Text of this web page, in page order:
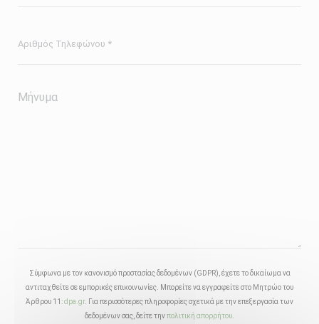
Σύμφωνα με τον κανονισμό προστασίας δεδομένων (GDPR), έχετε το δικαίωμα να
αντιταχθείτε σε εμπορικές επικοινωνίες. Μπορείτε να εγγραφείτε στο Μητρώο του
Άρθρου 11:dpa.gr. Για περισσότερες πληροφορίες σχετικά με την επεξεργασία των
δεδομένων σας, δείτε τηνπολιτική απορρήτου